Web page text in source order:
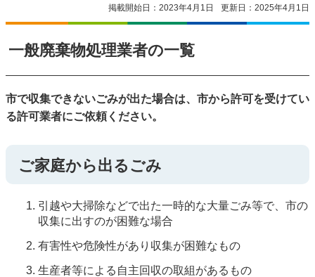
掲載開始日：2023年4月1日
更新日：2025年4月1日
一般廃棄物処理業者の一覧
市で収集できないごみが出た場合は、市から許可を受けてい
る許可業者にご依頼ください。
ご家庭から出るごみ
引越や大掃除などで出た一時的な大量ごみ等で、市の
収集に出すのが困難な場合
有害性や危険性があり収集が困難なもの
生産者等による自主回収の取組があるもの